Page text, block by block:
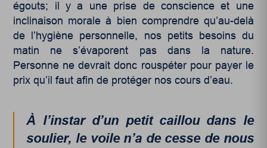
égouts; il y a une prise de conscience et une
inclinaison morale à bien comprendre qu’au-delà
de l’hygiène personnelle, nos petits besoins du
matin ne s’évaporent pas dans la nature.
Personne ne devrait donc rouspéter pour payer le
prix qu’il faut afin de protéger nos cours d’eau.
À l’instar d’un petit caillou dans le
soulier, le voile n’a de cesse de nous